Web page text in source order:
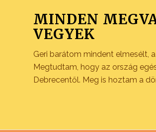
MINDEN
VEGYEK
Geri barátom mindent elmesélt,
Megtudtam, hogy az ország
Debrecentől. Meg is hoztam a